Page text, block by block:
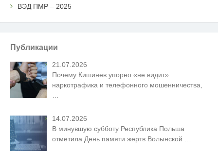
ВЭД ПМР – 2025
Публикации
21.07.2026
Почему Кишинев упорно «не видит»
наркотрафика и телефонного мошенничества,
14.07.2026
В минувшую субботу Республика Польша
отметила День памяти жертв Волынской …